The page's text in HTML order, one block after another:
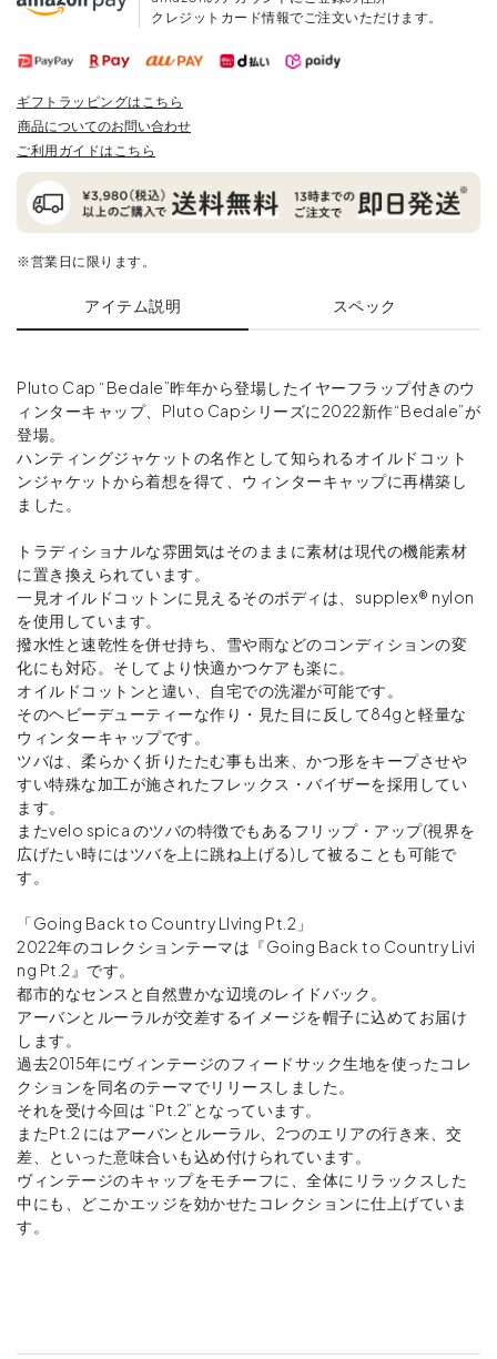
クレジットカード情報でご注文いただけます。
ギフトラッピングはこちら
商品についてのお問い合わせ
ご利用ガイドはこちら
※営業日に限ります。
アイテム説明 スペック
Pluto Cap “Bedale”昨年から登場したイヤーフラップ付きのウ
ィンターキャップ、Pluto Capシリーズに2022新作“Bedale”が
登場。
ハンティングジャケットの名作として知られるオイルドコット
ンジャケットから着想を得て、ウィンターキャップに再構築し
ました。
トラディショナルな雰囲気はそのままに素材は現代の機能素材
に置き換えられています。
一見オイルドコットンに見えるそのボディは、supplex® nylon
を使用しています。
撥水性と速乾性を併せ持ち、雪や雨などのコンディションの変
化にも対応。そしてより快適かつケアも楽に。
オイルドコットンと違い、自宅での洗濯が可能です。
そのヘビーデューティーな作り・見た目に反して84gと軽量な
ウィンターキャップです。
ツバは、柔らかく折りたたむ事も出来、かつ形をキープさせや
すい特殊な加工が施されたフレックス・バイザーを採用してい
ます。
またvelo spica のツバの特徴でもあるフリップ・アップ(視界を
広げたい時にはツバを上に跳ね上げる)して被ることも可能で
す。
「Going Back to Country LIving Pt.2」
2022年のコレクションテーマは『Going Back to Country Livi
ng Pt.2』です。
都市的なセンスと自然豊かな辺境のレイドバック。
アーバンとルーラルが交差するイメージを帽子に込めてお届け
します。
過去2015年にヴィンテージのフィードサック生地を使ったコレ
クションを同名のテーマでリリースしました。
それを受け今回は “Pt.2”となっています。
またPt.2 にはアーバンとルーラル、2つのエリアの行き来、交
差、といった意味合いも込め付けられています。
ヴィンテージのキャップをモチーフに、全体にリラックスした
中にも、どこかエッジを効かせたコレクションに仕上げていま
す。